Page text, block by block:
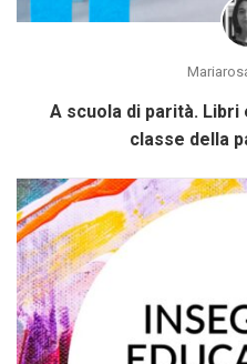
A scuola di parità.
classe della